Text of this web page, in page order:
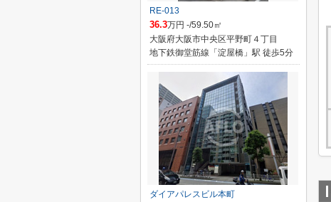
RE-013
36.3万円 -/59.50㎡
大阪府大阪市中央区平野町４丁目
地下鉄御堂筋線「淀屋橋」駅 徒歩5分
ダイアパレスビル本町